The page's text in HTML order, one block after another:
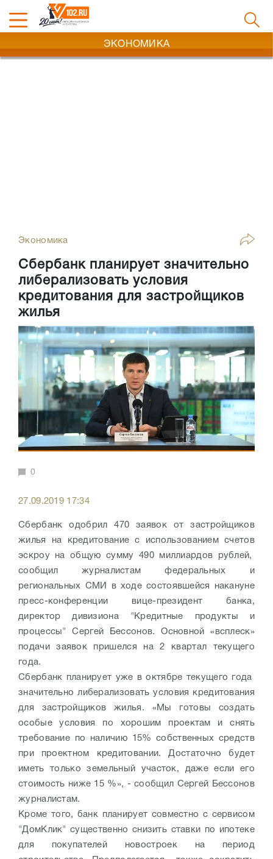
ЭКОНОМИКА
Экономика
Сбербанк планирует значительно
либерализовать условия
кредитования для застройщиков
жилья
0
27.09.2019 17:34
Сбербанк одобрил 470 заявок от застройщиков
жилья на кредитование с использованием счетов
эскроу на общую сумму 490 миллиардов рублей,
сообщил журналистам федеральных и
региональных СМИ в ходе состоявшейся накануне
пресс-конференции вице-президент банка,
директор дивизиона "Кредитные продукты и
процессы" Сергей Бессонов. Основной «всплеск»
подачи заявок пришелся на 2 квартал текущего
года.
Сбербанк планирует уже в октябре текущего года
значительно либерализовать условия кредитования
для застройщиков жилья. «Мы готовы создать
особые условия по хорошим проектам и снять
требование по наличию 15% собственных средств
при проектном кредитовании. Достаточно будет
иметь только земельный участок, даже если его
стоимость ниже 15 %», - сообщил Сергей Бессонов
журналистам.
Кроме того, банк планирует совместно с сервисом
"ДомКлик" существенно снизить ставки по ипотеке
для покупателей новостроек на период